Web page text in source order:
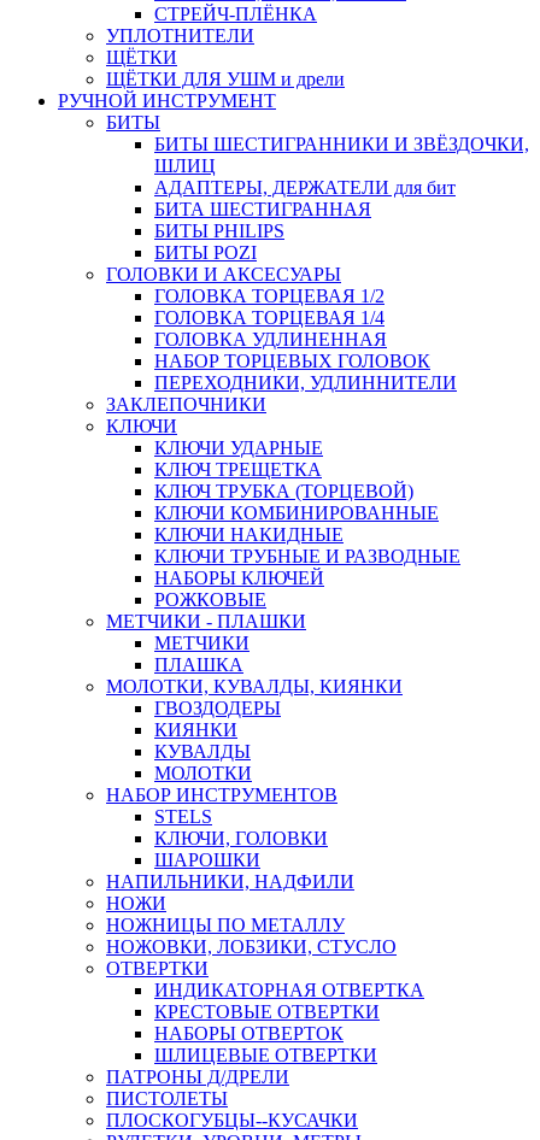
СТРЕЙЧ-ПЛЁНКА
УПЛОТНИТЕЛИ
ЩЁТКИ
ЩЁТКИ ДЛЯ УШМ и дрели
РУЧНОЙ ИНСТРУМЕНТ
БИТЫ
БИТЫ ШЕСТИГРАННИКИ И ЗВЁЗДОЧКИ,
ШЛИЦ
АДАПТЕРЫ, ДЕРЖАТЕЛИ для бит
БИТА ШЕСТИГРАННАЯ
БИТЫ PHILIPS
БИТЫ POZI
ГОЛОВКИ И АКСЕСУАРЫ
ГОЛОВКА ТОРЦЕВАЯ 1/2
ГОЛОВКА ТОРЦЕВАЯ 1/4
ГОЛОВКА УДЛИНЕННАЯ
НАБОР ТОРЦЕВЫХ ГОЛОВОК
ПЕРЕХОДНИКИ, УДЛИННИТЕЛИ
ЗАКЛЕПОЧНИКИ
КЛЮЧИ
КЛЮЧИ УДАРНЫЕ
КЛЮЧ ТРЕЩЕТКА
КЛЮЧ ТРУБКА (ТОРЦЕВОЙ)
КЛЮЧИ КОМБИНИРОВАННЫЕ
КЛЮЧИ НАКИДНЫЕ
КЛЮЧИ ТРУБНЫЕ И РАЗВОДНЫЕ
НАБОРЫ КЛЮЧЕЙ
РОЖКОВЫЕ
МЕТЧИКИ - ПЛАШКИ
МЕТЧИКИ
ПЛАШКА
МОЛОТКИ, КУВАЛДЫ, КИЯНКИ
ГВОЗДОДЕРЫ
КИЯНКИ
КУВАЛДЫ
МОЛОТКИ
НАБОР ИНСТРУМЕНТОВ
STELS
КЛЮЧИ, ГОЛОВКИ
ШАРОШКИ
НАПИЛЬНИКИ, НАДФИЛИ
НОЖИ
НОЖНИЦЫ ПО МЕТАЛЛУ
НОЖОВКИ, ЛОБЗИКИ, СТУСЛО
ОТВЕРТКИ
ИНДИКАТОРНАЯ ОТВЕРТКА
КРЕСТОВЫЕ ОТВЕРТКИ
НАБОРЫ ОТВЕРТОК
ШЛИЦЕВЫЕ ОТВЕРТКИ
ПАТРОНЫ Д/ДРЕЛИ
ПИСТОЛЕТЫ
ПЛОСКОГУБЦЫ--КУСАЧКИ